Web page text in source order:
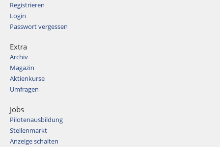
Registrieren
Login
Passwort vergessen
Extra
Archiv
Magazin
Aktienkurse
Umfragen
Jobs
Pilotenausbildung
Stellenmarkt
Anzeige schalten